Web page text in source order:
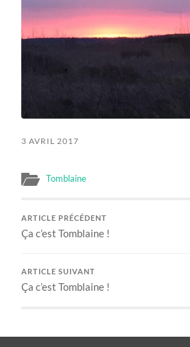
3 AVRIL 2017
Tomblaine
ARTICLE PRÉCÉDENT
Ça c’est Tomblaine !
ARTICLE SUIVANT
Ça c’est Tomblaine !